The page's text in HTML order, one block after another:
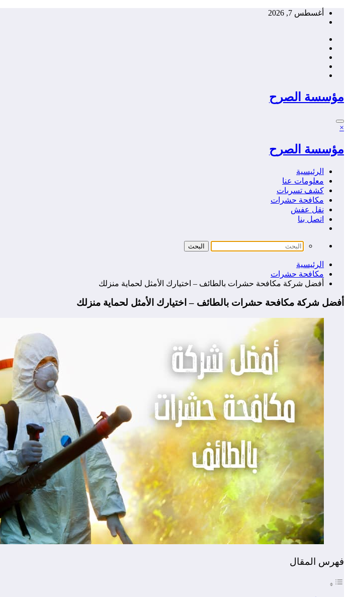
التجاوزأغسطس 7, 2026
مؤسسة الصرح
×
مؤسسة الصرح
الرئيسية
معلومات عنا
كشف تسربات
مكافحة حشرات
نقل عفش
اتصل بنا
الرئيسية
مكافحة حشرات
أفضل شركة مكافحة حشرات بالطائف – اختيارك الأمثل لحماية منزلك
أفضل شركة مكافحة حشرات بالطائف – اختيارك الأمثل لحماية منزلك
فهرس المقال